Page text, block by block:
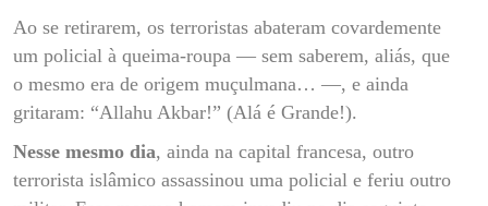
Ao se retirarem, os terroristas abateram covardemente
um policial à queima-roupa — sem saberem, aliás, que
o mesmo era de origem muçulmana… —, e ainda
gritaram: “Allahu Akbar!” (Alá é Grande!).
Nesse mesmo dia, ainda na capital francesa, outro
terrorista islâmico assassinou uma policial e feriu outro